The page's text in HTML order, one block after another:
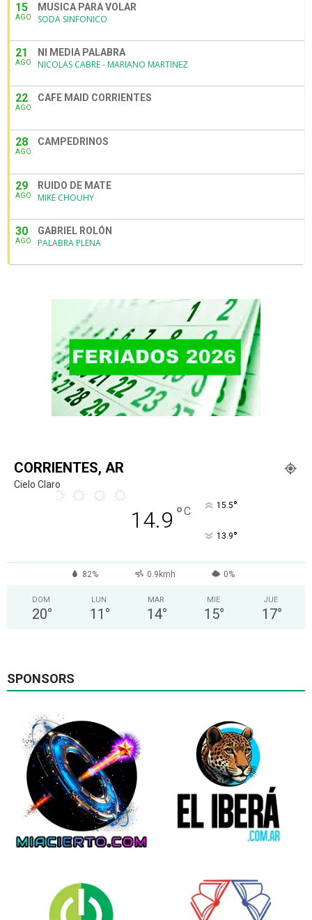
15
AGO
MUSICA PARA VOLAR
SODA SINFONICO
21
AGO
NI MEDIA PALABRA
NICOLAS CABRE - MARIANO MARTINEZ
22
AGO
CAFE MAID CORRIENTES
28
AGO
CAMPEDRINOS
29
AGO
RUIDO DE MATE
MIKE CHOUHY
30
AGO
GABRIEL ROLÓN
PALABRA PLENA
CORRIENTES, AR
Cielo Claro
14.9 °C 15.5°
13.9°
82% 0.9kmh 0%
DOM
20°
LUN
11 °
MAR
14°
MIE
15°
JUE
17°
SPONSORS